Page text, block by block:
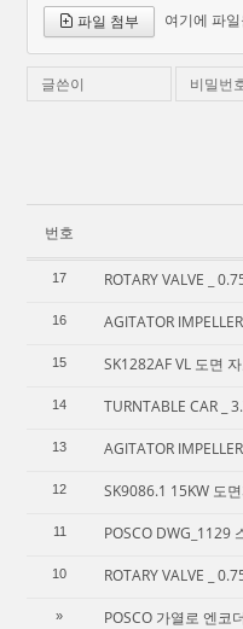
파일 첨부 여기에 파
글쓴이 비밀번
번호
17 ROTARY VALVE _
16 AGITATOR
15 SK1282AF VL 도면
14 TURNTABLE CAR _
13 AGITATOR
12 SK9086.1 15KW 도
11 POSCO DWG_1129
10 ROTARY VALVE _
» POSCO 가열로 엔코